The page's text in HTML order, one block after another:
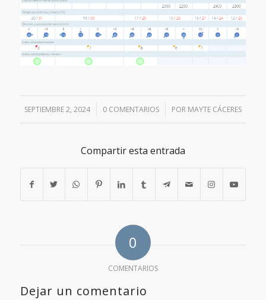
SEPTIEMBRE 2, 2024
/ 0 COMENTARIOS
/ POR MAYTE CÁCERES
Compartir esta entrada
0
COMENTARIOS
Dejar un comentario